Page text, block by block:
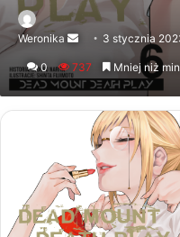
Weronika
Send
an
email
3 stycznia
0 737 Mniej niż